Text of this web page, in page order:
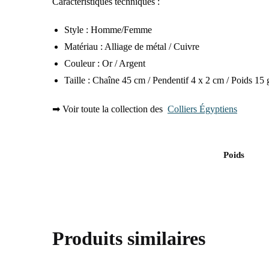
Style : Homme/Femme
Matériau : Alliage de métal / Cuivre
Couleur : Or / Argent
Taille : Chaîne 45 cm / Pendentif 4 x 2 cm / Poids 15
➡ Voir toute la collection desColliers Égyptiens
Poids
Produits similaires